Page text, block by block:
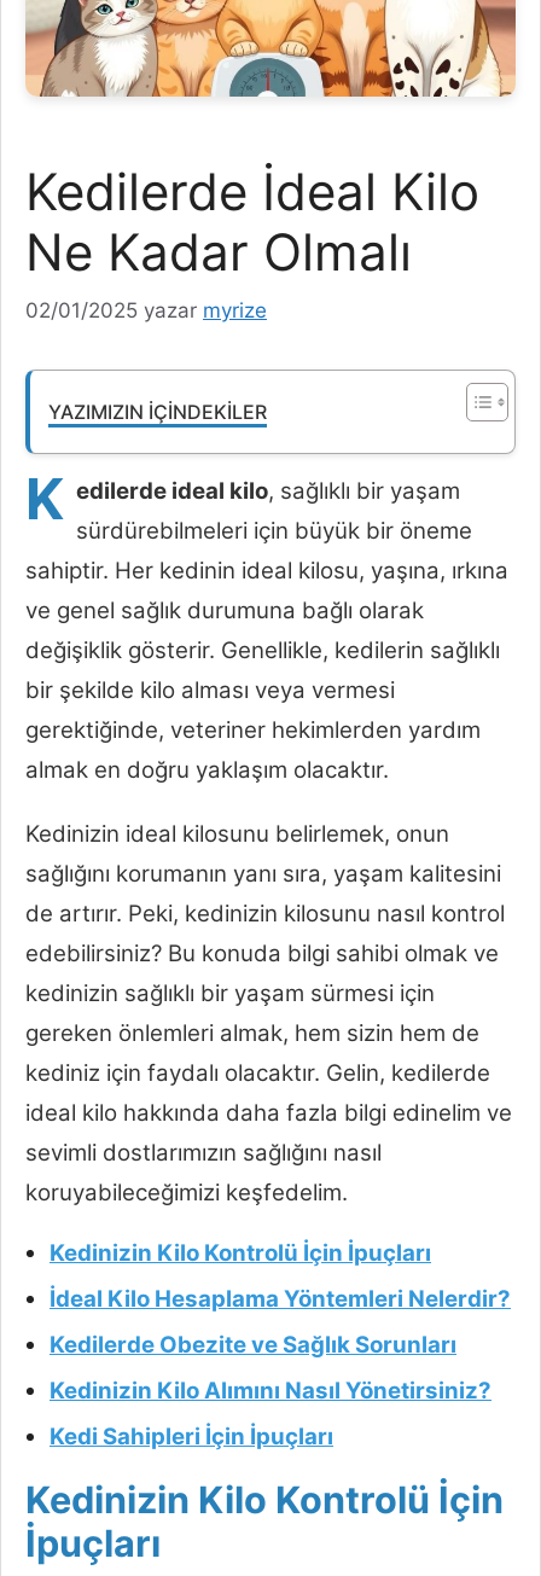
Kedilerde İdeal Kilo
Ne Kadar Olmalı
02/01/2025 yazar myrize
YAZIMIZIN İÇINDEKILER
K edilerde ideal kilo, sağlıklı bir yaşam
sürdürebilmeleri için büyük bir öneme
sahiptir. Her kedinin ideal kilosu, yaşına, ırkına
ve genel sağlık durumuna bağlı olarak
değişiklik gösterir. Genellikle, kedilerin sağlıklı
bir şekilde kilo alması veya vermesi
gerektiğinde, veteriner hekimlerden yardım
almak en doğru yaklaşım olacaktır.
Kedinizin ideal kilosunu belirlemek, onun
sağlığını korumanın yanı sıra, yaşam kalitesini
de artırır. Peki, kedinizin kilosunu nasıl kontrol
edebilirsiniz? Bu konuda bilgi sahibi olmak ve
kedinizin sağlıklı bir yaşam sürmesi için
gereken önlemleri almak, hem sizin hem de
kediniz için faydalı olacaktır. Gelin, kedilerde
ideal kilo hakkında daha fazla bilgi edinelim ve
sevimli dostlarımızın sağlığını nasıl
koruyabileceğimizi keşfedelim.
Kedinizin Kilo Kontrolü İçin İpuçları
İdeal Kilo Hesaplama Yöntemleri Nelerdir?
Kedilerde Obezite ve Sağlık Sorunları
Kedinizin Kilo Alımını Nasıl Yönetirsiniz?
Kedi Sahipleri İçin İpuçları
Kedinizin Kilo Kontrolü İçin
İpuçları